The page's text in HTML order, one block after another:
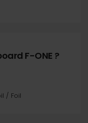
F-ONE ?
/ Foil